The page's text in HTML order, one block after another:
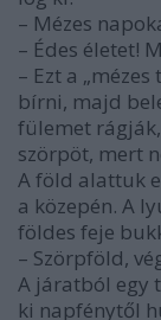
– Mézes
– Édes életet!
– Ezt a
bírni, majd
fülemet
szörpöt, mert
A föld alattuk
a köze­pén. A
földes feje
– Szörpföld,
A járatból egy
ki napfény­től